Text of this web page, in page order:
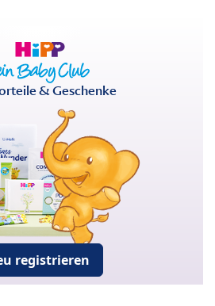
& Geschenke
registrieren